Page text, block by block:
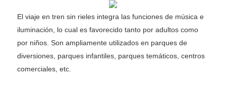
El viaje en tren sin rieles integra las funciones de música e
iluminación, lo cual es favorecido tanto por adultos como
por niños. Son ampliamente utilizados en parques de
diversiones, parques infantiles, parques temáticos, centros
comerciales, etc.